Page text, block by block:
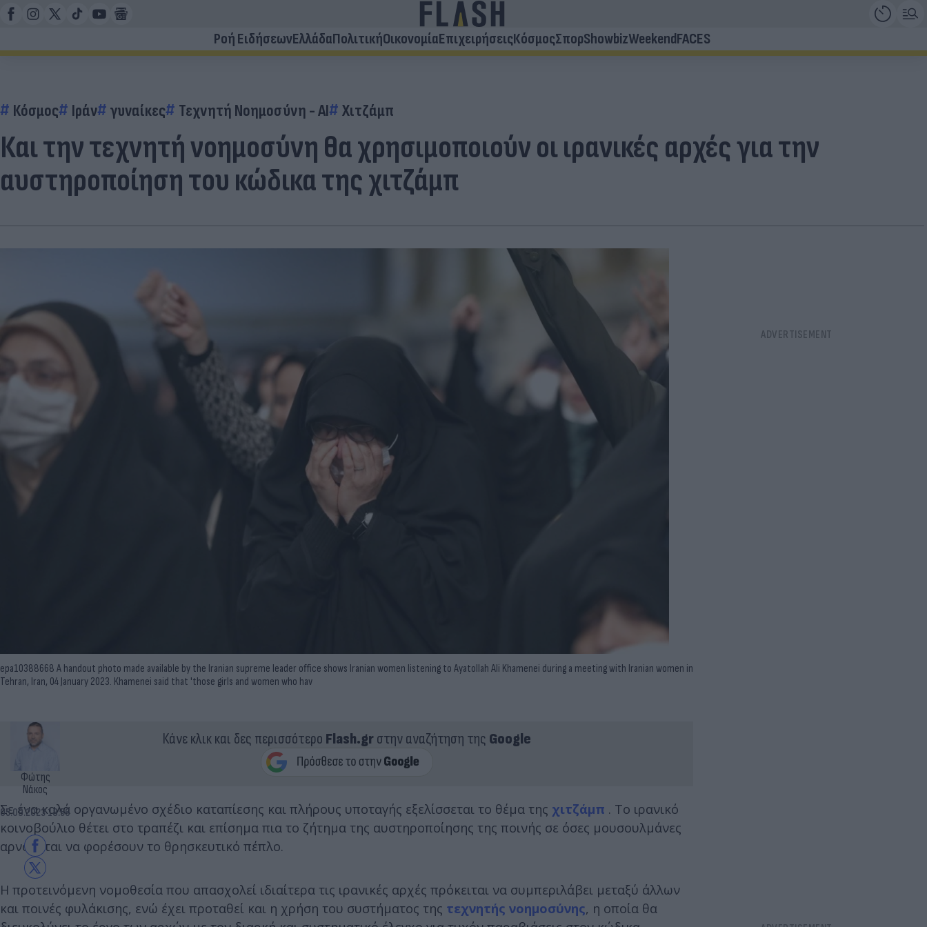
Ροή ΕιδήσεωνΕλλάδαΠολιτικήΟικονομίαΕπιχειρήσειςΚόσμοςΣπορShowbizWeekendFACES
Κόσμος Ιράν γυναίκες Τεχνητή Νοημοσύνη - AI Χιτζάμπ
Και την τεχνητή νοημοσύνη θα χρησιμοποιούν οι ιρανικές αρχές για την
αυστηροποίηση του κώδικα της χιτζάμπ
epa10388668 A handout photo made available by the Iranian supreme leader office shows Iranian women listening to Ayatollah Ali Khamenei during a meeting with Iranian women in
Tehran, Iran, 04 January 2023. Khamenei said that 'those girls and women who hav
Φώτης
Νάκος
05.09.2023 18:56
Κάνε κλικ και δες περισσότερο Flash.grστην αναζήτηση της Google
Σε ένα καλά οργανωμένο σχέδιο καταπίεσης και πλήρους υποταγής εξελίσσεται το θέμα της χιτζάμπ . Το ιρανικό
κοινοβούλιο θέτει στο τραπέζι και επίσημα πια το ζήτημα της αυστηροποίησης της ποινής σε όσες μουσουλμάνες
αρνούνται να φορέσουν το θρησκευτικό πέπλο.
Η προτεινόμενη νομοθεσία που απασχολεί ιδιαίτερα τις ιρανικές αρχές πρόκειται να συμπεριλάβει μεταξύ άλλων
και ποινές φυλάκισης, ενώ έχει προταθεί και η χρήση του συστήματος της τεχνητής νοημοσύνης, η οποία θα